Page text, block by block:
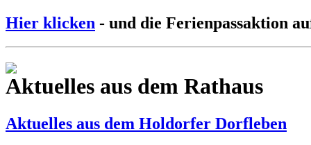
Hier klicken - und die Ferienpassaktion
Aktuelles aus dem Rathaus
Aktuelles aus dem Holdorfer Dorfleben